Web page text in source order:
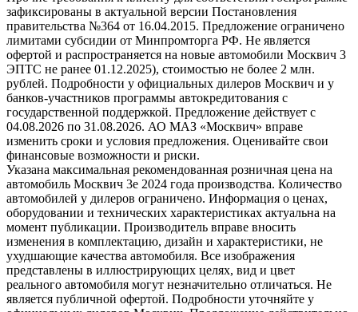
зафиксированы в актуальной версии Постановления
правительства №364 от 16.04.2015. Предложение ограничено
лимитами субсидии от Минпромторга РФ. Не является
офертой и распространяется на новые автомобили Москвич 3
ЭПТС не ранее 01.12.2025), стоимостью не более 2 млн.
рублей. Подробности у официальных дилеров Москвич и у
банков-участников программы автокредитования с
государственной поддержкой. Предложение действует с
04.08.2026 по 31.08.2026. АО МАЗ «Москвич» вправе
изменить сроки и условия предложения. Оценивайте свои
финансовые возможности и риски.
Указана максимальная рекомендованная розничная цена на
автомобиль Москвич 3e 2024 года производства. Количество
автомобилей у дилеров ограничено. Информация о ценах,
оборудовании и технических характеристиках актуальна на
момент публикации. Производитель вправе вносить
изменения в комплектацию, дизайн и характеристики, не
ухудшающие качества автомобиля. Все изображения
представлены в иллюстрирующих целях, вид и цвет
реального автомобиля могут незначительно отличаться. Не
является публичной офертой. Подробности уточняйте у